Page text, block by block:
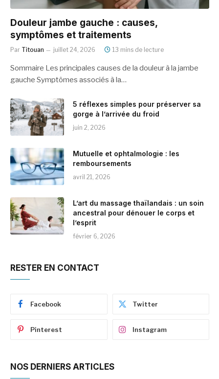
Douleur jambe gauche : causes,
symptômes et traitements
Par Titouan juillet 24, 2026 13 mins de lecture
Sommaire Les principales causes de la douleur à la jambe
gauche Symptômes associés à la…
5 réflexes simples pour préserver sa
gorge à l’arrivée du froid
juin 2, 2026
Mutuelle et ophtalmologie : les
remboursements
avril 21, 2026
L’art du massage thaïlandais : un soin
ancestral pour dénouer le corps et
l’esprit
février 6, 2026
RESTER EN CONTACT
Facebook Twitter
Pinterest Instagram
NOS DERNIERS ARTICLES